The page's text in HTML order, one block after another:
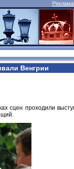
Венгрии
сцен проходили